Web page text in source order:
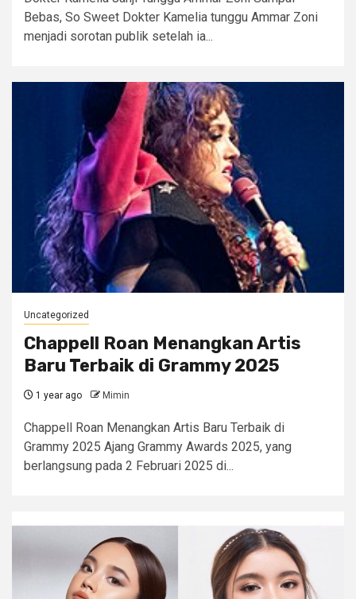
Bebas, So Sweet Dokter Kamelia tunggu Ammar Zoni
menjadi sorotan publik setelah ia...
Uncategorized
Chappell Roan Menangkan Artis
Baru Terbaik di Grammy 2025
1 year ago Mimin
Chappell Roan Menangkan Artis Baru Terbaik di
Grammy 2025 Ajang Grammy Awards 2025, yang
berlangsung pada 2 Februari 2025 di...